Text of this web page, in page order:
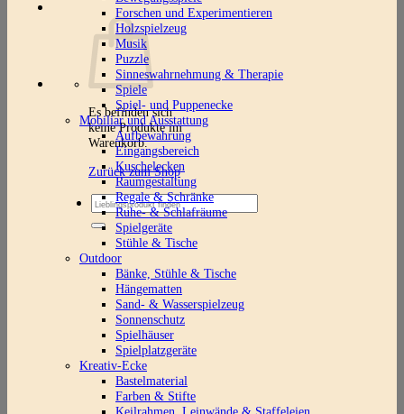
Es befinden sich
keine Produkte im
Warenkorb.
Zurück zum Shop
Suchen
nach:
Forschen und Experimentieren
Holzspielzeug
Musik
Puzzle
Sinneswahrnehmung & Therapie
Spiele
Spiel- und Puppenecke
Mobiliar und Ausstattung
Aufbewahrung
Eingangsbereich
Kuschelecken
Raumgestaltung
Regale & Schränke
Ruhe- & Schlafräume
Spielgeräte
Stühle & Tische
Outdoor
Bänke, Stühle & Tische
Hängematten
Sand- & Wasserspielzeug
Sonnenschutz
Spielhäuser
Spielplatzgeräte
Kreativ-Ecke
Bastelmaterial
Farben & Stifte